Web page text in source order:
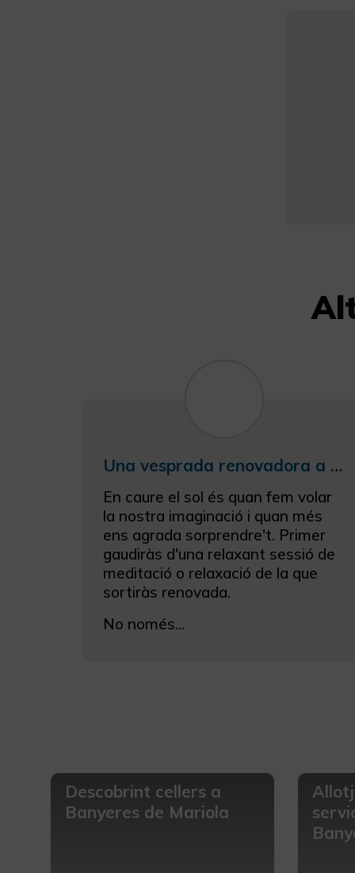
Una vesprada renovadora a Masqi amb una sessió de meditació/relaxació i un saborós sopar
En caure el sol és quan fem volar
la nostra imaginació i quan més
ens agrada sorprendre't. Primer
gaudiràs d'una relaxant sessió de
meditació o relaxació de la que
sortiràs renovada.
No només...
Descobrint cellers a
Banyeres de Mariola